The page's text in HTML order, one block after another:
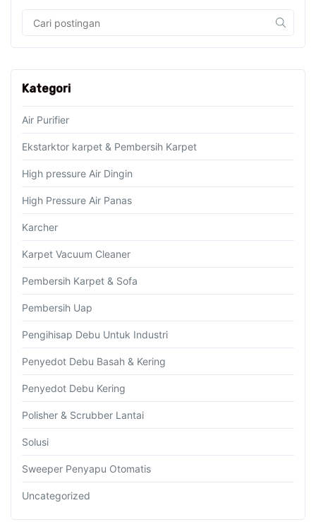
Kategori
Air Purifier
Ekstarktor karpet & Pembersih Karpet
High pressure Air Dingin
High Pressure Air Panas
Karcher
Karpet Vacuum Cleaner
Pembersih Karpet & Sofa
Pembersih Uap
Pengihisap Debu Untuk Industri
Penyedot Debu Basah & Kering
Penyedot Debu Kering
Polisher & Scrubber Lantai
Solusi
Sweeper Penyapu Otomatis
Uncategorized